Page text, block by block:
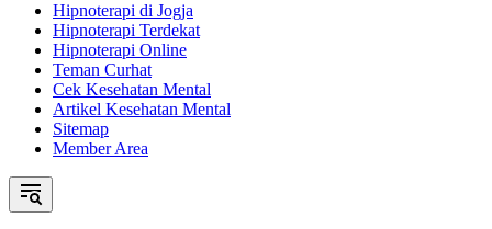
Hipnoterapi di Jogja
Hipnoterapi Terdekat
Hipnoterapi Online
Teman Curhat
Cek Kesehatan Mental
Artikel Kesehatan Mental
Sitemap
Member Area